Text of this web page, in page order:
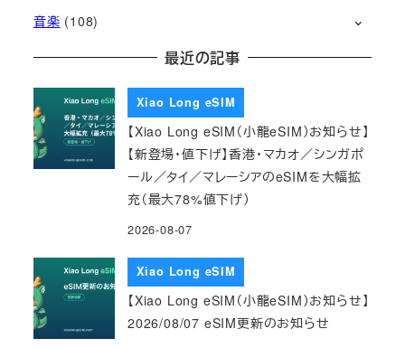
音楽 (108)
最近の記事
Xiao Long eSIM
【Xiao Long eSIM（小龍eSIM）お知らせ】
【新登場・値下げ】香港・マカオ／シンガポ
ール／タイ／マレーシアのeSIMを大幅拡
充（最大78%値下げ）
2026-08-07
Xiao Long eSIM
【Xiao Long eSIM（小龍eSIM）お知らせ】
2026/08/07 eSIM更新のお知らせ